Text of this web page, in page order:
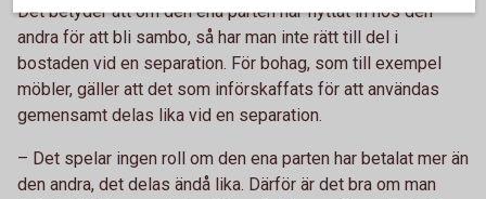
Det betyder att om den ena parten har flyttat in hos den
andra för att bli sambo, så har man inte rätt till del i
bostaden vid en separation. För bohag, som till exempel
möbler, gäller att det som införskaffats för att användas
gemensamt delas lika vid en separation.
– Det spelar ingen roll om den ena parten har betalat mer än
den andra, det delas ändå lika. Därför är det bra om man